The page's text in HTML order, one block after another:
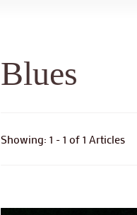
Blues
Showing: 1 - 1 of 1 Articles